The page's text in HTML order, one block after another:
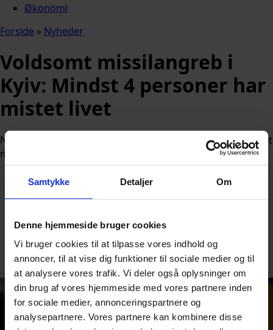
Samtykke Detaljer Om
Denne hjemmeside bruger cookies
Vi bruger cookies til at tilpasse vores indhold og
annoncer, til at vise dig funktioner til sociale medier og til
at analysere vores trafik. Vi deler også oplysninger om
din brug af vores hjemmeside med vores partnere inden
for sociale medier, annonceringspartnere og
analysepartnere. Vores partnere kan kombinere disse
Økonomi
Forside » Nyheder
Voldsomt missilangreb i
Kyiv: Mindst 4 personer har
mistet livet
Natten til søndag blev Kyiv ramt af det, de beskriver som et
massivt angreb, hvilket har kostet fire personer livet.
Af
Nicolai Ohlsen
Udgivet: 24. maj 2026 kl. 12:18